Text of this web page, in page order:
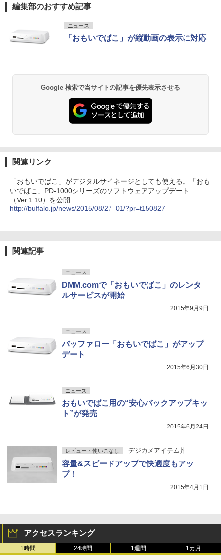
編集部のおすすめ記事
ニュース
「おもいでばこ」が縦動画の表示に対応
Google 検索で当サイトの記事を優先表示させる
関連リンク
「おもいでばこ」がデジタルサイネージとしても使える。「おも
いでばこ」PD-1000シリーズのソフトウェアアップデート
（Ver.1.10）を公開
http://buffalo.jp/news/2015/08/27_01/?pr=t150827
関連記事
ニュース
DMM.comで「おもいでばこ」のレンタ
ルサービスが開始
2015年9月9日
ニュース
バッファロー「おもいでばこ」がアップ
デート
2015年6月30日
ニュース
おもいでばこ用の“安心バックアップキッ
ト”が発売
2015年6月24日
レビュー・使いこなし デジカメアイテム丼
容量&スピードアップで快適度もアッ
プ！
2015年4月1日
アクセスランキング
1時間 24時間 1週間 1カ月